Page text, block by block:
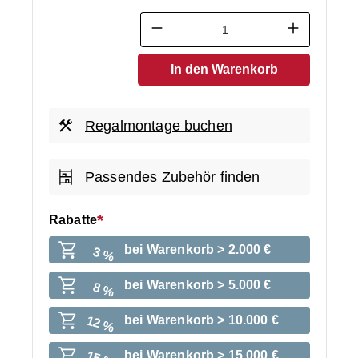
Produkt Anzahl: Gib den
In den Warenkorb
Regalmontage buchen
Passendes Zubehör finden
Rabatte
3 % bei Warenkorb > 2.000 €
8 % bei Warenkorb > 5.000 €
12 % bei Warenkorb > 10.000 €
bei Warenkorb > 15.000 €